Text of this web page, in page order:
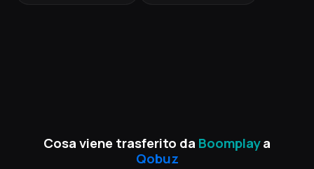
Cosa viene trasferito da Boomplaya
Qobuz